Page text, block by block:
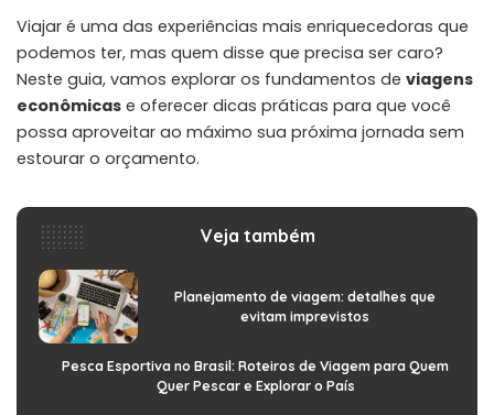
Viajar é uma das experiências mais enriquecedoras que
podemos ter, mas quem disse que precisa ser caro?
Neste guia, vamos explorar os fundamentos de viagens
econômicas e oferecer dicas práticas para que você
possa aproveitar ao máximo sua próxima jornada sem
estourar o orçamento.
Veja também
Planejamento de viagem: detalhes que
evitam imprevistos
Pesca Esportiva no Brasil: Roteiros de Viagem para Quem
Quer Pescar e Explorar o País